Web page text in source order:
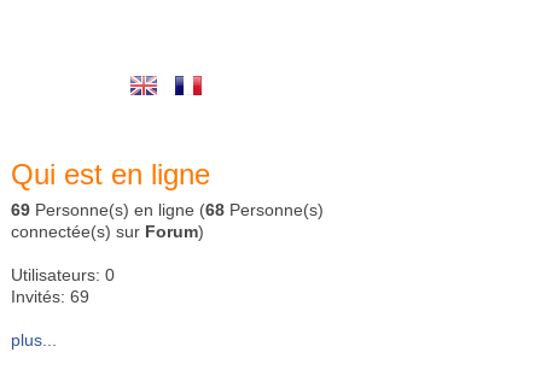
Qui est en ligne
69 Personne(s) en ligne (68 Personne(s)
connectée(s) sur Forum)
Utilisateurs: 0
Invités: 69
plus...